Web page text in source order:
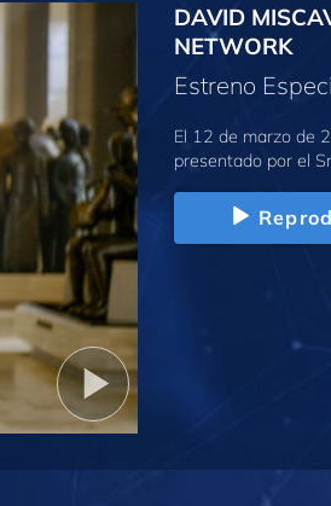
DAVID
NETWORK
Estreno
El 12 de marzo de
presentado por el